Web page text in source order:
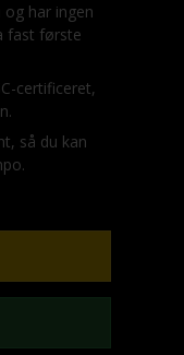
har ingen
fast første
certificeret,
så du kan